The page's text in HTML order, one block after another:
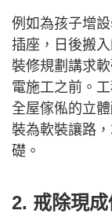
例如為孩子增
插座，日後搬
裝修規劃講求
電施工之前。
全屋傢俬的立
裝為軟裝讓路
礎。
2. 戒除現